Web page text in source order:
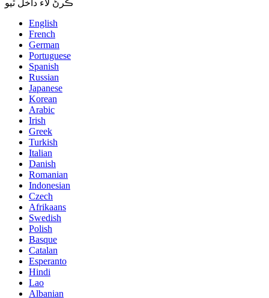
ڪرڻ لاء داخل ٿيو
English
French
German
Portuguese
Spanish
Russian
Japanese
Korean
Arabic
Irish
Greek
Turkish
Italian
Danish
Romanian
Indonesian
Czech
Afrikaans
Swedish
Polish
Basque
Catalan
Esperanto
Hindi
Lao
Albanian